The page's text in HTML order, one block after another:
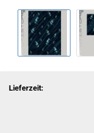
Lieferzeit: